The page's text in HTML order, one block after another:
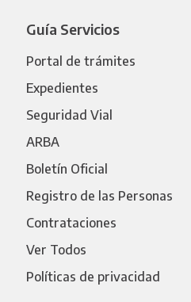
Guía Servicios
Portal de trámites
Expedientes
Seguridad Vial
ARBA
Boletín Oficial
Registro de las Personas
Contrataciones
Ver Todos
Políticas de privacidad